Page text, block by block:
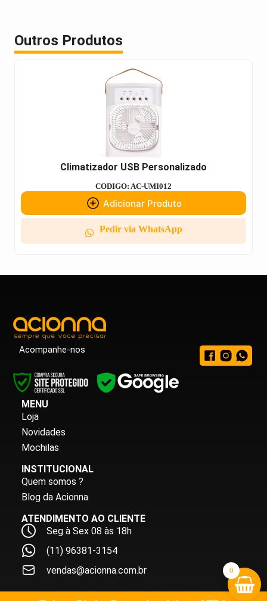
Outros Produtos
Climatizador USB Personalizado
CODIGO: AC-UMI012
Adicionar Produto
Pedir via WhatsApp
Acompanhe-nos
MENU
Loja
Novidades
Mochilas
INSTITUCIONAL
Quem somos ?
Blog da Acionna
ATENDIMENTO AO CLIENTE
Seg à Sex 08 às 18h
(11) 96381-3154
vendas@acionna.com.br
0